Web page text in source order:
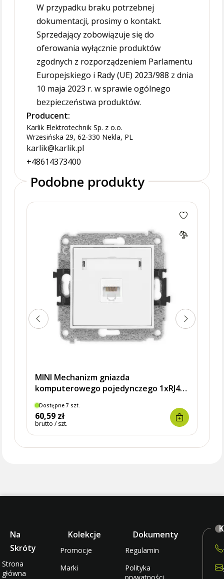
W przypadku braku potrzebnej
dokumentacji, prosimy o kontakt.
Sprzedający zobowiązuje się do
oferowania wyłącznie produktów
zgodnych z rozporządzeniem Parlamentu
Europejskiego i Rady (UE) 2023/988 z dnia
10 maja 2023 r. w sprawie ogólnego
bezpieczeństwa produktów.
Producent:
Karlik Elektrotechnik Sp. z o.o.
Wrzesińska 29, 62-330 Nekla, PL
karlik@karlik.pl
+48614373400
Podobne produkty
MINI Mechanizm gniazda
komputerowego pojedynczego 1xRJ45,
Dostępne 7 szt.
60,59 zł
brutto / szt.
Na
Skróty
Strona
główna
Kolekcje
Promocje
Marki
Dokumenty
Regulamin
Polityka